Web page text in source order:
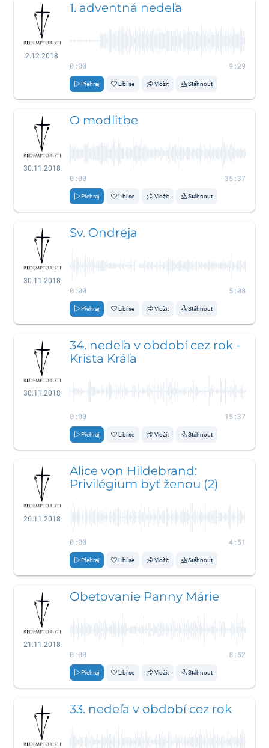
2.12.2018
1. adventná nedeľa
0:00 9:29
Přehraj Líbí se Vložit Stáhnout
30.11.2018
O modlitbe
0:00 35:37
Přehraj Líbí se Vložit Stáhnout
30.11.2018
Sv. Ondreja
0:00 5:08
Přehraj Líbí se Vložit Stáhnout
30.11.2018
34. nedeľa v období cez rok -
Krista Kráľa
0:00 15:37
Přehraj Líbí se Vložit Stáhnout
26.11.2018
Alice von Hildebrand:
Privilégium byť ženou (2)
0:00 4:51
Přehraj Líbí se Vložit Stáhnout
21.11.2018
Obetovanie Panny Márie
0:00 8:52
Přehraj Líbí se Vložit Stáhnout
33. nedeľa v období cez rok